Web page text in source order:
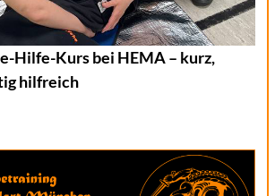
Hilfe-Kurs bei HEMA – kurz,
hilfreich